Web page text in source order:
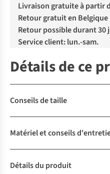
Livraison gratuite à partir
Retour gratuit en Belgique
Retour possible durant 30
Service client: lun.-sam.
Détails de ce
Conseils de taille
Matériel et conseils
Détails du produit